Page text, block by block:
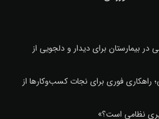
در بیمارستان برای دیدار و دلجویی از
راهکاری فوری برای نجات کسب‌وکارها از
نظامی است؟»